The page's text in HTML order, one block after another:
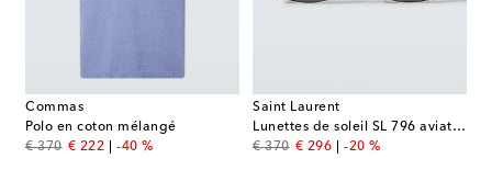
Commas
Polo en coton mélangé
€ 370
original price
€ 222
discount price
-40 %
Saint Laurent
Lunettes de soleil SL 796 aviateur
€ 370
original price
€ 296
discount price
-20 %